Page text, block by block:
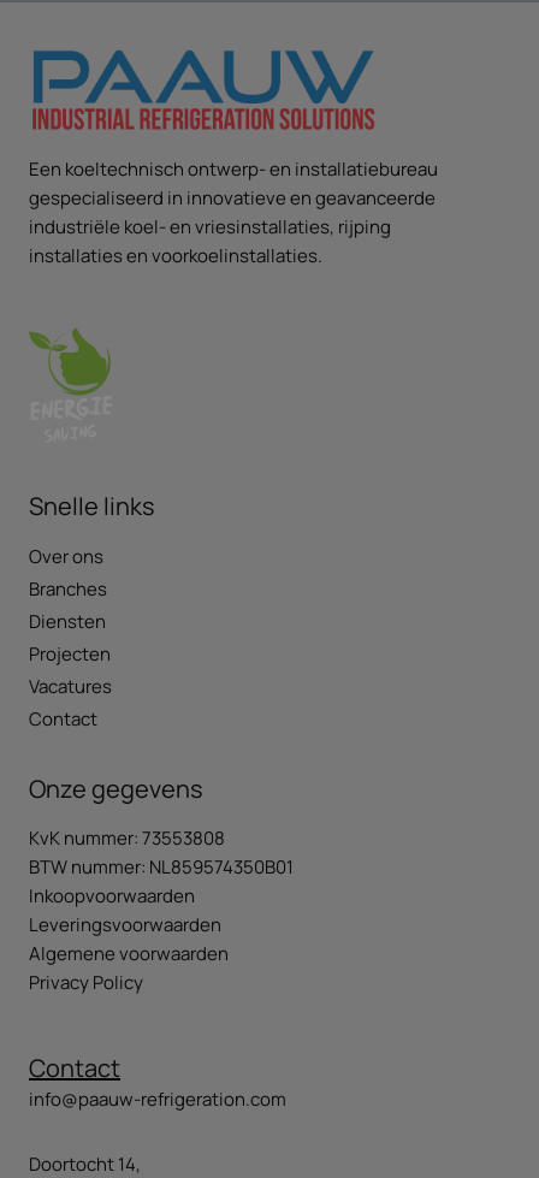
Een koeltechnisch ontwerp- en installatiebureau
gespecialiseerd in innovatieve en geavanceerde
industriële koel- en vriesinstallaties, rijping
installaties en voorkoelinstallaties.
Snelle links
Over ons
Branches
Diensten
Projecten
Vacatures
Contact
Onze gegevens
KvK nummer: 73553808
BTW nummer: NL859574350B01
Inkoopvoorwaarden
Leveringsvoorwaarden
Algemene voorwaarden
Privacy Policy
Contact
info@paauw-refrigeration.com
Doortocht 14,